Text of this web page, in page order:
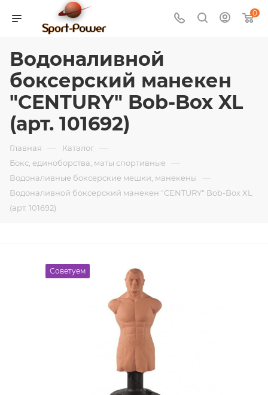
0
Водоналивной
боксерский манекен
"CENTURY" Bob-Box XL
(арт. 101692)
Главная — Каталог —
Бокс, единоборства, маты спортивные —
Водоналивные боксерские мешки, манекены —
Водоналивной боксерский манекен "CENTURY" Bob-Box XL
(арт. 101692)
Советуем